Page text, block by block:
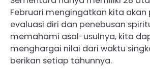
Februari mengingatkan kita akan
evaluasi diri dan penebusan
memahami asal-usulnya, kita
menghargai nilai dari waktu
berikan setiap tahunnya.